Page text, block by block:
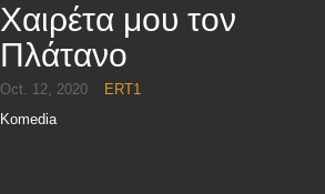
Χαιρέτα μου τον
Πλάτανο
Oct. 12, 2020
ERT1
Komedia